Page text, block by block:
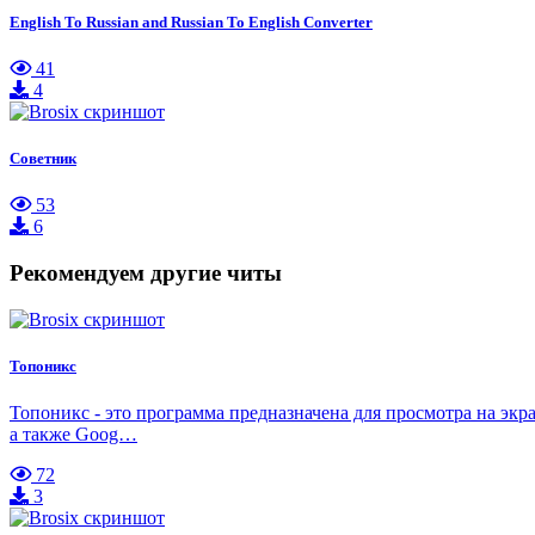
English To Russian and Russian To English Converter
41
4
Советник
53
6
Рекомендуем другие читы
Топоникс
Топоникс - это программа предназначена для просмотра на
а также Goog…
72
3